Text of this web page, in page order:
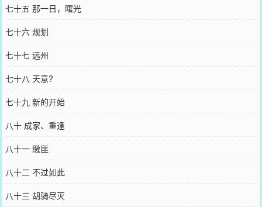
七十五 那一日，曙光
七十六 规划
七十七 远州
七十八 天意?
七十九 新的开始
八十 成家、重逢
八十一 缴匪
八十二 不过如此
八十三 胡骑尽灭